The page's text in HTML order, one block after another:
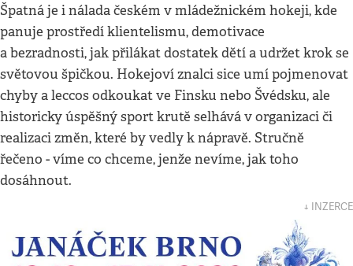
Špatná je i nálada českém v mládežnickém hokeji, kde
panuje prostředí klientelismu, demotivace
a bezradnosti, jak přilákat dostatek dětí a udržet krok se
světovou špičkou. Hokejoví znalci sice umí pojmenovat
chyby a leccos odkoukat ve Finsku nebo Švédsku, ale
historicky úspěšný sport krutě selhává v organizaci či
realizaci změn, které by vedly k nápravě. Stručně
řečeno - víme co chceme, jenže nevíme, jak toho
dosáhnout.
↓ INZERCE